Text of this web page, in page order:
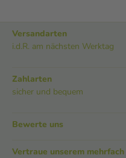
Versandarten
i.d.R. am nächsten Werktag
Zahlarten
sicher und bequem
Bewerte uns
Vertraue unserem